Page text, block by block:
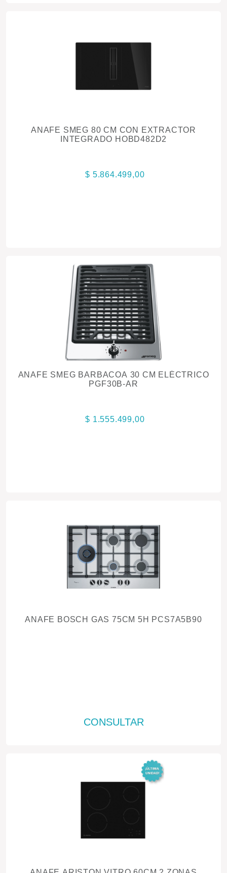
ANAFE SMEG 80 CM CON EXTRACTOR
INTEGRADO HOBD482D2
$ 5.864.499,00
ANAFE SMEG BARBACOA 30 CM ELÉCTRICO
PGF30B-AR
$ 1.555.499,00
ANAFE BOSCH GAS 75CM 5H PCS7A5B90
CONSULTAR